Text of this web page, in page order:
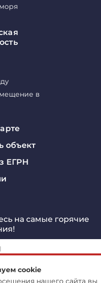
в
объект
ЕГРН
на самые горячие
Подписаться!
cookie
нашего сайта вы